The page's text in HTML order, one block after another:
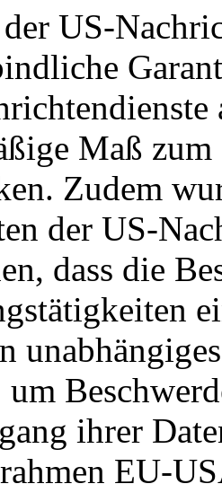
US-
Maß
Zudem
der US-
dass die
ihrer
EU-